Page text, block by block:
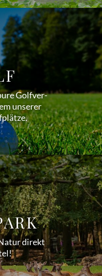
Golfver­
unserer
direkt